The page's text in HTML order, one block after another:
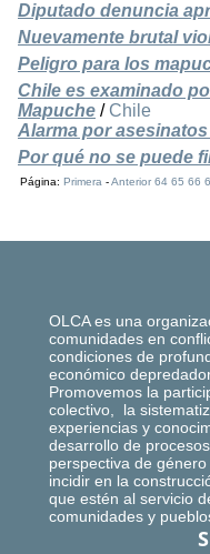
Diputado denuncia
Nuevamente brutal
Peligro para los
Chile es examinado
Mapuche / Chile
Alarma por
Por qué no se puede
Página:Primera -Anterior 64 65 66
OLCA es una
comunidades en
condiciones de
económico
Promovemos la
colectivo, la
experiencias y
desarrollo de
perspectiva de
incidir en la
que estén al servicio
comunidades y